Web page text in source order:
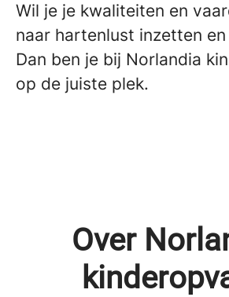
Wil je je kwaliteiten en
naar hartenlust inzetten
Dan ben je bij Norlandia
op de juiste plek.
Over